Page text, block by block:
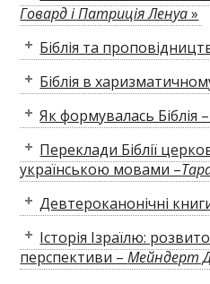
Говард і Патриція Ленуа»
Біблія та
Біблія в
Як формувалась Біблія
Переклади Біблії
українською мовами –
Девтероканонічні
Історія Ізраїлю:
перспективи –Мейндерт